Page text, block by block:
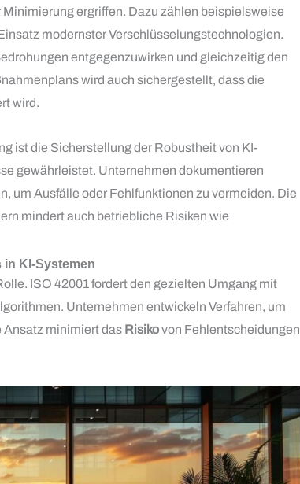
ergriffen. Dazu zählen beispielsweise
modernster Verschlüsselungstechnologien.
entgegenzuwirken und gleichzeitig den
wird auch sichergestellt, dass die
wird.
ist die Sicherstellung der Robustheit von KI-
gewährleistet. Unternehmen dokumentieren
um Ausfälle oder Fehlfunktionen zu vermeiden. Die
mindert auch betriebliche Risiken wie
KI-Systemen
ISO 42001 fordert den gezielten Umgang mit
Unternehmen entwickeln Verfahren, um
Ansatz minimiert das Risikovon Fehlentscheidungen